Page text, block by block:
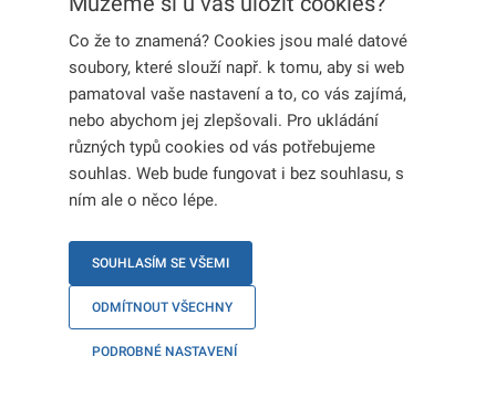
Co že to znamená? Cookies jsou malé datové
soubory, které slouží např. k tomu, aby si web
pamatoval vaše nastavení a to, co vás zajímá,
nebo abychom jej zlepšovali. Pro ukládání
různých typů cookies od vás potřebujeme
souhlas. Web bude fungovat i bez souhlasu, s
ním ale o něco lépe.
SOUHLASÍM SE VŠEMI
ODMÍTNOUT VŠECHNY
PODROBNÉ NASTAVENÍ
Nejedná se o výpis z evidence Rejstříku trestů ČR.
Ministerstvo vnitra je oprávněno si tento dokument pro
účely správního řízení opatřit samo.
V případech, kdy daný stát takový doklad nevydává,
můžete jej nahradit čestným prohlášením.
Je také možnost zažádat si o výpis z evidence rejstříku
trestů s přílohou se záznamy z členských států EU. Bližší
informace v tomto ohledu naleznete
Ministerstva spravedlnosti